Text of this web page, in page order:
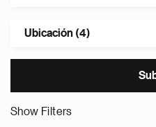
Ubicación (4)
Show Filters